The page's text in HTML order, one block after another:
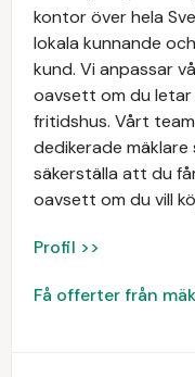
kontor över hela
lokala kunnande
kund. Vi anpassar
oavsett om du letar
fritidshus. Vårt
dedikerade
säkerställa att du
oavsett om du vill
Profil >>
Få offerter från